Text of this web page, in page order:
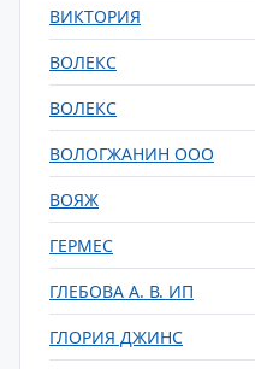
ВИКТОРИЯ
ВОЛЕКС
ВОЛЕКС
ВОЛОГЖАНИН ООО
ВОЯЖ
ГЕРМЕС
ГЛЕБОВА А. В. ИП
ГЛОРИЯ ДЖИНС